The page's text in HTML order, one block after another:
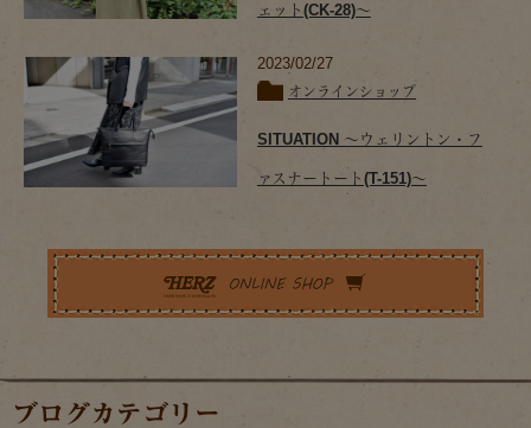
ェット(CK-28)～
2023/02/27
オンラインショップ
SITUATION ～ウェリントン・フ
ァスナートート(T-151)～
ブログカテゴリー